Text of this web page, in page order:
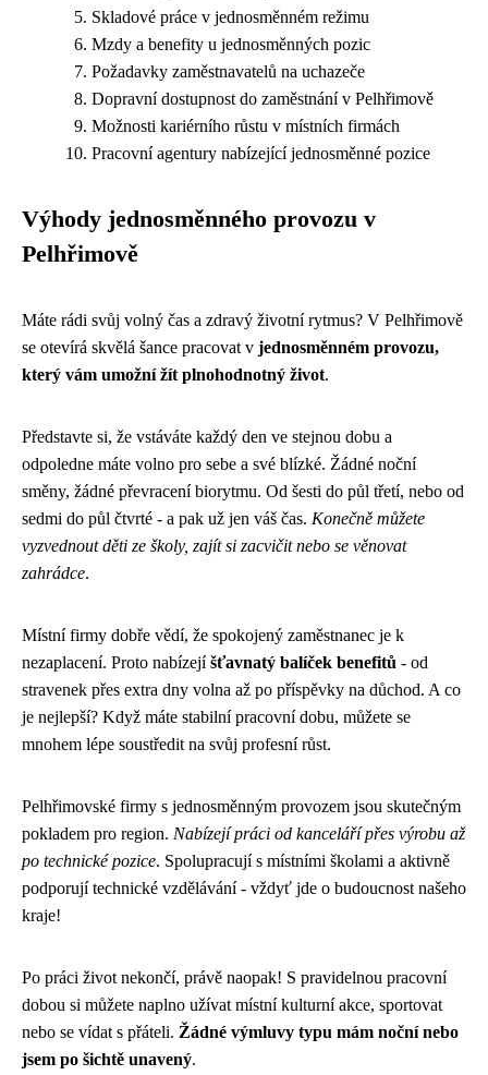
Skladové práce v jednosměnném režimu
Mzdy a benefity u jednosměnných pozic
Požadavky zaměstnavatelů na uchazeče
Dopravní dostupnost do zaměstnání v Pelhřimově
Možnosti kariérního růstu v místních firmách
Pracovní agentury nabízející jednosměnné pozice
Výhody jednosměnného provozu v
Pelhřimově
Máte rádi svůj volný čas a zdravý životní rytmus? V Pelhřimově
se otevírá skvělá šance pracovat v jednosměnném provozu,
který vám umožní žít plnohodnotný život.
Představte si, že vstáváte každý den ve stejnou dobu a
odpoledne máte volno pro sebe a své blízké. Žádné noční
směny, žádné převracení biorytmu. Od šesti do půl třetí, nebo od
sedmi do půl čtvrté - a pak už jen váš čas. Konečně můžete
vyzvednout děti ze školy, zajít si zacvičit nebo se věnovat
zahrádce.
Místní firmy dobře vědí, že spokojený zaměstnanec je k
nezaplacení. Proto nabízejíšťavnatý balíček benefitů - od
stravenek přes extra dny volna až po příspěvky na důchod. A co
je nejlepší? Když máte stabilní pracovní dobu, můžete se
mnohem lépe soustředit na svůj profesní růst.
Pelhřimovské firmy s jednosměnným provozem jsou skutečným
pokladem pro region. Nabízejí práci od kanceláří přes výrobu až
po technické pozice. Spolupracují s místními školami a aktivně
podporují technické vzdělávání - vždyť jde o budoucnost našeho
kraje!
Po práci život nekončí, právě naopak! S pravidelnou pracovní
dobou si můžete naplno užívat místní kulturní akce, sportovat
nebo se vídat s přáteli. Žádné výmluvy typu mám noční nebo
jsem po šichtě unavený.